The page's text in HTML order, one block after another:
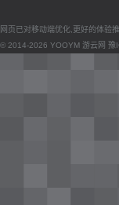
网页已对移动端优化,更好的体验
© 2014-2026 YOOYM 游云网 豫